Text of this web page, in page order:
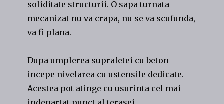
soliditate structurii. O sapa turnata
mecanizat nu va crapa, nu se va scufunda,
va fi plana.
Dupa umplerea suprafetei cu beton
incepe nivelarea cu ustensile dedicate.
Acestea pot atinge cu usurinta cel mai